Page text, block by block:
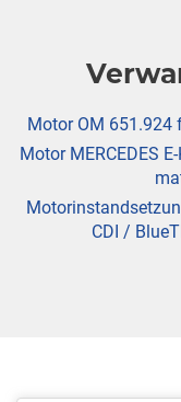
Motor OM 651.924
Motor MERCEDES
CDI /